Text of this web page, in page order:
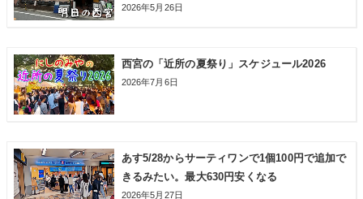
2026年5月26日
西宮の「近所の夏祭り」スケジュール2026
2026年7月6日
あす5/28からサーティワンで1個100円で追加で
きるみたい。最大630円安くなる
2026年5月27日